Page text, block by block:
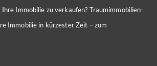
Ihre Immobilie zu verkaufen? Traumimmobilien-
Immobilie in kürzester Zeit – zum